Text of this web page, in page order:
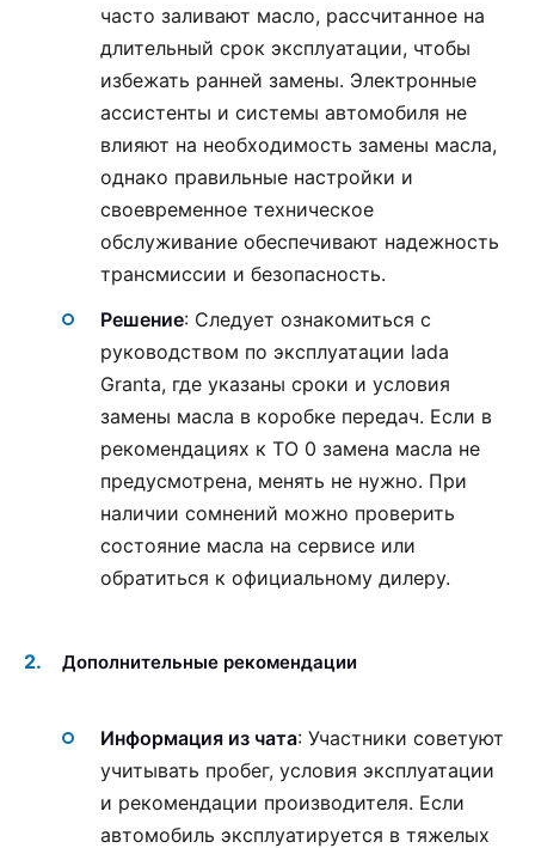
часто заливают масло, рассчитанное на
длительный срок эксплуатации, чтобы
избежать ранней замены. Электронные
ассистенты и системы автомобиля не
влияют на необходимость замены масла,
однако правильные настройки и
своевременное техническое
обслуживание обеспечивают надежность
трансмиссии и безопасность.
Решение: Следует ознакомиться с
руководством по эксплуатации lada
Granta, где указаны сроки и условия
замены масла в коробке передач. Если в
рекомендациях к ТО 0 замена масла не
предусмотрена, менять не нужно. При
наличии сомнений можно проверить
состояние масла на сервисе или
обратиться к официальному дилеру.
Дополнительные рекомендации
Информация из чата: Участники советуют
учитывать пробег, условия эксплуатации
и рекомендации производителя. Если
автомобиль эксплуатируется в тяжелых